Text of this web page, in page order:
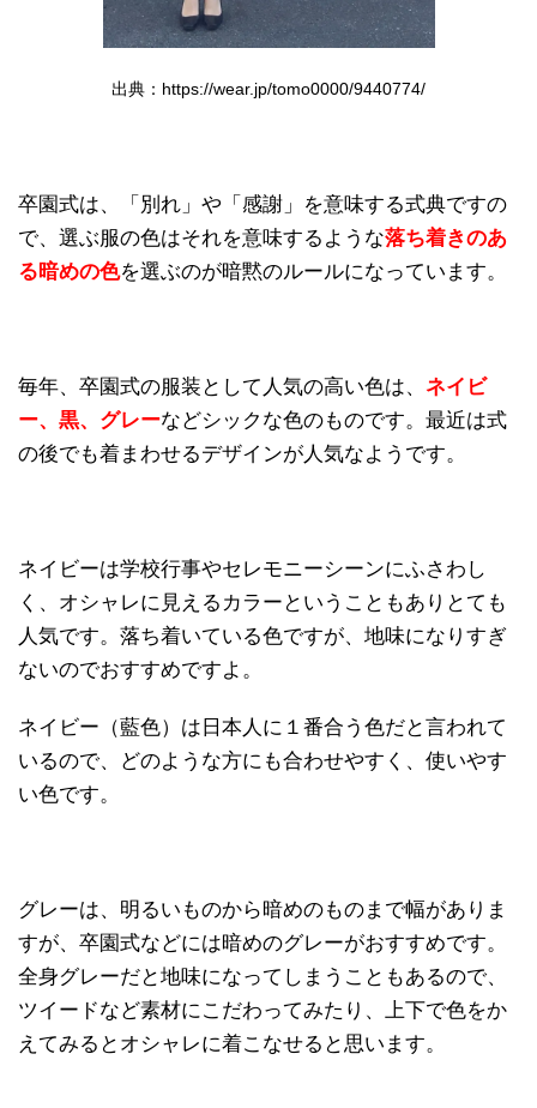
出典：https://wear.jp/tomo0000/9440774/
卒園式は、「別れ」や「感謝」を意味する式典ですの
で、選ぶ服の色はそれを意味するような落ち着きのあ
る暗めの色を選ぶのが暗黙のルールになっています。
毎年、卒園式の服装として人気の高い色は、 ネイビ
ー、黒、グレーなどシックな色のものです。最近は式
の後でも着まわせるデザインが人気なようです。
ネイビーは学校行事やセレモニーシーンにふさわし
く、オシャレに見えるカラーということもありとても
人気です。落ち着いている色ですが、地味になりすぎ
ないのでおすすめですよ。
ネイビー（藍色）は日本人に１番合う色だと言われて
いるので、どのような方にも合わせやすく、使いやす
い色です。
グレーは、明るいものから暗めのものまで幅がありま
すが、卒園式などには暗めのグレーがおすすめです。
全身グレーだと地味になってしまうこともあるので、
ツイードなど素材にこだわってみたり、上下で色をか
えてみるとオシャレに着こなせると思います。